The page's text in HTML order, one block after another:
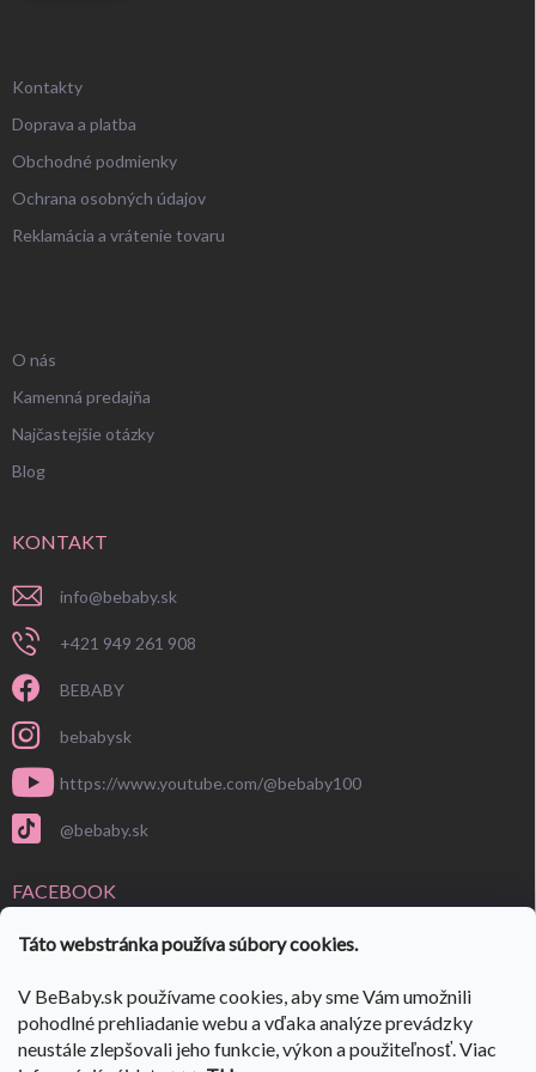
Táto webstránka používa súbory cookies.
V BeBaby.sk používame cookies, aby sme Vám umožnili
pohodlné prehliadanie webu a vďaka analýze prevádzky
neustále zlepšovali jeho funkcie, výkon a použiteľnosť. Viac
Kontakty
Doprava a platba
Obchodné podmienky
Ochrana osobných údajov
Reklamácia a vrátenie tovaru
O nás
Kamenná predajňa
Najčastejšie otázky
Blog
KONTAKT
info@bebaby.sk
+421 949 261 908
BEBABY
bebabysk
https://www.youtube.com/@bebaby100
@bebaby.sk
FACEBOOK